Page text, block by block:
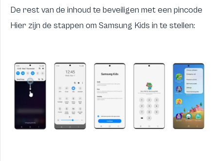
De rest van de inhoud te beveiligen met een pincode
Hier zijn de stappen om Samsung Kids in te stellen: